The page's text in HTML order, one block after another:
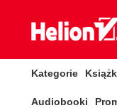
Kategorie
Audiobooki